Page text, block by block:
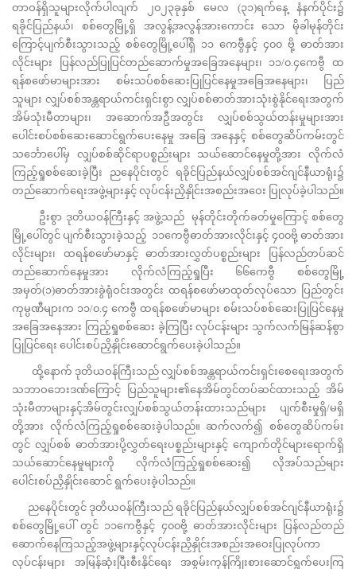
တာဝန်ရှိသူများလိုက်ပါလျက် ၂၀၂၃ခုနှစ် မေလ (၃၁)ရက်နေ့ နံနက်ပိုင်း၌
ရခိုင်ပြည်နယ်၊ စစ်တွေမြို့ရှိ အလွန့်အလွန်အားကောင်း သော မိုခါမုန်တိုင်း
ကြောင့်ပျက်စီးသွားသည့် စစ်တွေမြို့ပေါ်ရှိ ၁၁ ကေဗွီနှင့် ၄၀၀ ဗို့ ဓာတ်အား
လိုင်းများ ပြန်လည်ပြုပြင်တည်ဆောက်မှုအခြေအနေများ၊ ၁၁/၀.၄ကေဗွီ ထ
ရန်စဖော်မာများအား စမ်းသပ်စစ်ဆေးပြုပြင်နေမှုအခြေအနေများ၊ ပြည်
သူများ လျှပ်စစ်အန္တရာယ်ကင်းရှင်းစွာ လျှပ်စစ်ဓာတ်အားသုံးစွဲနိုင်ရေးအတွက်
အိမ်သုံးမီတာများ၊ အဆောက်အဦအတွင်း လျှပ်စစ်သွယ်တန်းမှုများအား
ပေါင်းစပ်စစ်ဆေးဆောင်ရွက်ပေးနေမှု အခြေ အနေနှင့် စစ်တွေဆိပ်ကမ်းတွင်
သင်္ဘောပေါ်မှ လျှပ်စစ်ဆိုင်ရာပစ္စည်းများ သယ်ဆောင်နေမှုတို့အား လိုက်လံ
ကြည့်ရှုစစ်ဆေးခဲ့ပြီး ညနေပိုင်းတွင် ရခိုင်ပြည်နယ်လျှပ်စစ်အင်ဂျင်နီယာရုံး၌
တည်ဆောက်ရေးအဖွဲ့များနှင့် လုပ်ငန်းညှိနှိုင်းအစည်းအဝေး ပြုလုပ်ခဲ့ပါသည်။
ဦးစွာ ဒုတိယဝန်ကြီးနှင့် အဖွဲ့သည် မုန်တိုင်းတိုက်ခတ်မှုကြောင့် စစ်တွေ
မြို့ပေါ်တွင် ပျက်စီးသွားခဲ့သည့် ၁၁ကေဗွီဓာတ်အားလိုင်းနှင့် ၄၀၀ဗို့ ဓာတ်အား
လိုင်းများ၊ ထရန်စဖော်မာနှင့် ဓာတ်အားလွှတ်ပစ္စည်းများ ပြန်လည်တပ်ဆင်
တည်ဆောက်နေမှုအား လိုက်လံကြည့်ရှုပြီး ၆၆ကေဗွီ စစ်တွေမြို့
အမှတ်(၁)ဓာတ်အားခွဲရုံဝင်းအတွင်း ထရန်စဖော်မာထုတ်လုပ်သော ပြည်တွင်း
ကုမ္ပဏီများက ၁၁/၀.၄ ကေဗွီ ထရန်စဖော်မာများ စမ်းသပ်စစ်ဆေးပြုပြင်နေမှု
အခြေအနေအား ကြည့်ရှုစစ်ဆေး ခဲ့ကြပြီး လုပ်ငန်းများ သွက်လက်မြန်ဆန်စွာ
ပြုပြင်ရေး ပေါင်းစပ်ညှိနှိုင်းဆောင်ရွက်ပေးခဲ့ပါသည်။
ထို့နောက် ဒုတိယဝန်ကြီးသည် လျှပ်စစ်အန္တရာယ်ကင်းရှင်းစေရေးအတွက်
သဘာဝဘေးဒဏ်ကြောင့် ပြည်သူများ၏နေအိမ်တွင်တပ်ဆင်ထားသည့် အိမ်
သုံးမီတာများနှင့်အိမ်တွင်းလျှပ်စစ်သွယ်တန်းထားသည်များ ပျက်စီးမှုရှိ/မရှိ
တို့အား လိုက်လံကြည့်ရှုစစ်ဆေးခဲ့ပါသည်။ ဆက်လက်၍ စစ်တွေဆိပ်ကမ်း
တွင် လျှပ်စစ် ဓာတ်အားပို့လွှတ်ရေးပစ္စည်းများနှင့် ကျောက်တိုင်များရောက်ရှိ
သယ်ဆောင်နေမှုများကို လိုက်လံကြည့်ရှုစစ်ဆေး၍ လိုအပ်သည်များ
ပေါင်းစပ်ညှိနှိုင်းဆောင် ရွက်ပေးခဲ့ပါသည်။
ညနေပိုင်းတွင် ဒုတိယဝန်ကြီးသည် ရခိုင်ပြည်နယ်လျှပ်စစ်အင်ဂျင်နီယာရုံး၌
စစ်တွေမြို့ပေါ် တွင် ၁၁ကေဗွီနှင့် ၄၀၀ဗို့ ဓာတ်အားလိုင်းများ ပြန်လည်တည်
ဆောက်နေကြသည့်အဖွဲ့များနှင့်လုပ်ငန်းညှိနှိုင်းအစည်းအဝေးပြုလုပ်ကာ
လုပ်ငန်းများ အမြန်ဆုံးပြီးစီးနိုင်ရေး အစွမ်းကုန်ကြိုးစားဆောင်ရွက်ပေးကြ